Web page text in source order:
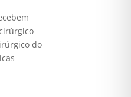
do